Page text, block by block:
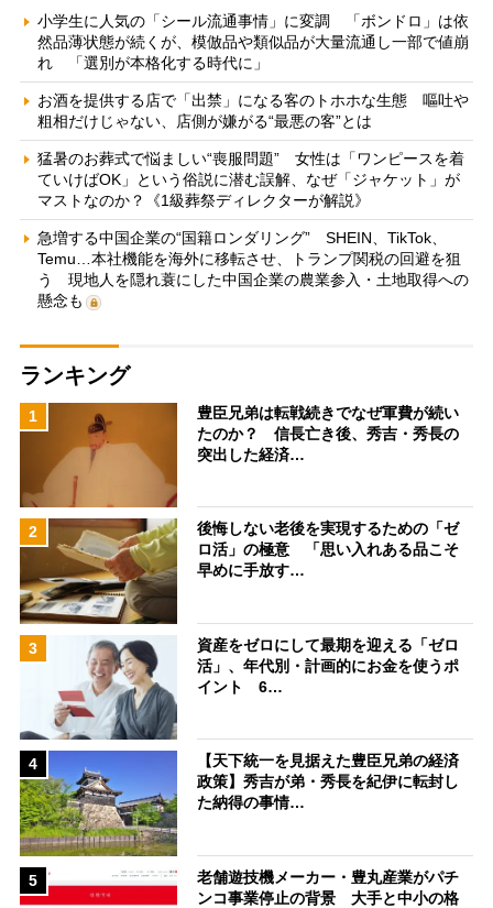
小学生に人気の「シール流通事情」に変調 「ボンドロ」は依
然品薄状態が続くが、模倣品や類似品が大量流通し一部で値崩
れ 「選別が本格化する時代に」
お酒を提供する店で「出禁」になる客のトホホな生態 嘔吐や
粗相だけじゃない、店側が嫌がる“最悪の客”とは
猛暑のお葬式で悩ましい“喪服問題” 女性は「ワンピースを着
ていけばOK」という俗説に潜む誤解、なぜ「ジャケット」が
マストなのか？《1級葬祭ディレクターが解説》
急増する中国企業の“国籍ロンダリング” SHEIN、TikTok、
Temu…本社機能を海外に移転させ、トランプ関税の回避を狙
う 現地人を隠れ蓑にした中国企業の農業参入・土地取得への
懸念も
ランキング
1
豊臣兄弟は転戦続きでなぜ軍費が続い
たのか？ 信長亡き後、秀吉・秀長の
突出した経済…
2
後悔しない老後を実現するための「ゼ
ロ活」の極意 「思い入れある品こそ
早めに手放す…
3
資産をゼロにして最期を迎える「ゼロ
活」、年代別・計画的にお金を使うポ
イント 6…
4
【天下統一を見据えた豊臣兄弟の経済
政策】秀吉が弟・秀長を紀伊に転封し
た納得の事情…
5
老舗遊技機メーカー・豊丸産業がパチ
ンコ事業停止の背景 大手と中小の格